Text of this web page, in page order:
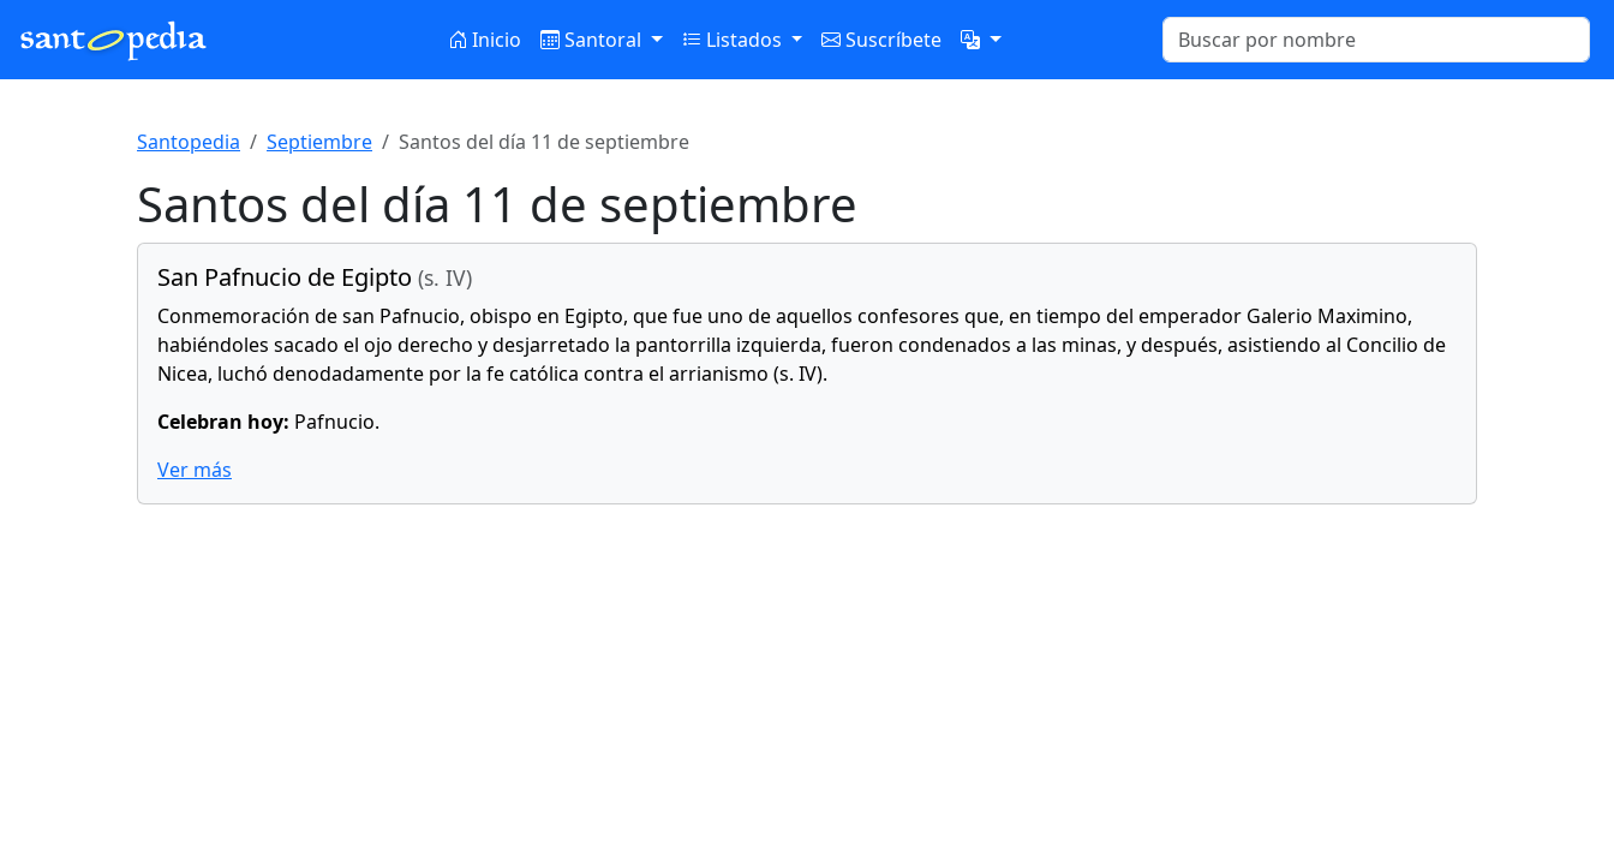
Inicio Santoral Listados Suscríbete
Santopedia Septiembre Santos del día 11 de septiembre
Santos del día 11 de septiembre
San Pafnucio de Egipto (s. IV)
Conmemoración de san Pafnucio, obispo en Egipto, que fue uno de aquellos confesores que, en tiempo del emperador Galerio Maximino,
habiéndoles sacado el ojo derecho y desjarretado la pantorrilla izquierda, fueron condenados a las minas, y después, asistiendo al Concilio de
Nicea, luchó denodadamente por la fe católica contra el arrianismo (s. IV).
Celebran hoy: Pafnucio.
Ver más